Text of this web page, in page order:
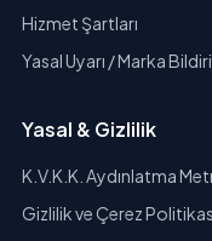
Hizmet Şartları
Yasal Uyarı / Marka
Yasal & Gizlilik
K.V.K.K. Aydınlatma
Gizlilik ve Çerez